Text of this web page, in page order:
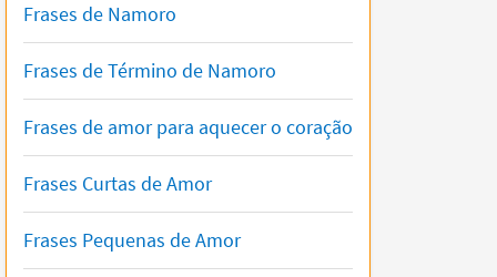
Frases de Namoro
Frases de Término de Namoro
Frases de amor para aquecer o coração
Frases Curtas de Amor
Frases Pequenas de Amor